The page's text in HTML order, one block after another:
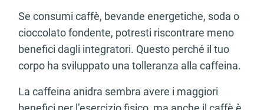
Se consumi caffè, bevande energetiche, soda o
cioccolato fondente, potresti riscontrare meno
benefici dagli integratori. Questo perché il tuo
corpo ha sviluppato una tolleranza alla caffeina.
La caffeina anidra sembra avere i maggiori